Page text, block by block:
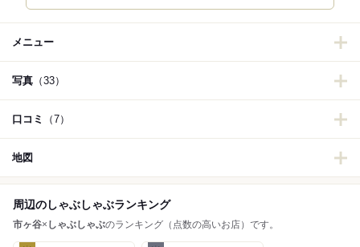
メニュー
写真 （33）
口コミ （7）
地図
周辺のしゃぶしゃぶランキング
市ヶ谷× しゃぶしゃぶのランキング（点数の高いお店）です。